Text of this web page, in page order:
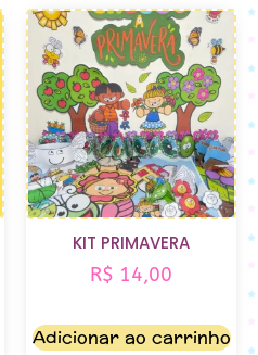
KIT PRIMAVERA
R$ 14,00
Adicionar ao carrinho